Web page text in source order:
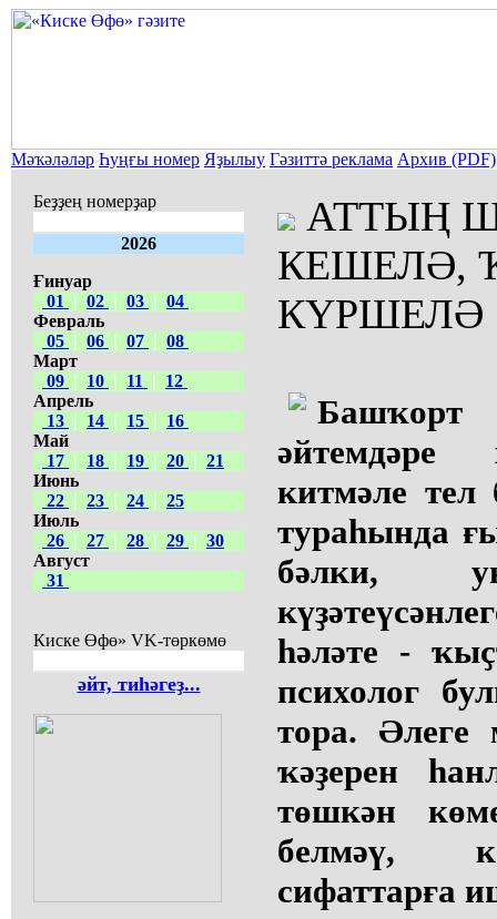
Мәҡәләләр Һуңғы номер Яҙылыу Гәзиттә реклама Архив (PDF)
Беҙҙең номерҙар
2026
Ғинуар
01
| 02 | 03 | 04
Февраль
05 | 06 | 07 | 08
Март
09 | 10 | 11 |
12
Апрель
13 | 14 | 15 |
16
Май
17 | 18 | 19 | 20 | 21
Июнь
22 | 23 | 24 | 25
Июль
26 | 27 | 28 | 29 | 30
Август
31
Киске Өфө» VK-төркөмө
әйт, тиһәгеҙ...
АТТЫҢ
КЕШЕЛӘ,
КҮРШЕЛӘ
китмәле тел
тураһында
бәлки,
һәләте -
психолог
тора. Әлеге
ҡәҙерен
төшкән
белмәү,
сифаттарға